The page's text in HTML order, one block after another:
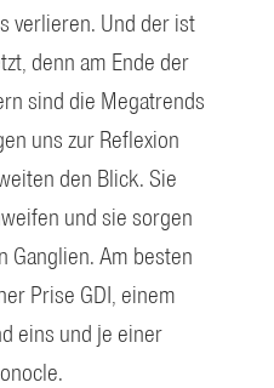
verlieren. Und der ist
denn am Ende der
sind die Megatrends
uns zur Reflexion
den Blick. Sie
und sie sorgen
Ganglien. Am besten
Prise GDI, einem
eins und je einer